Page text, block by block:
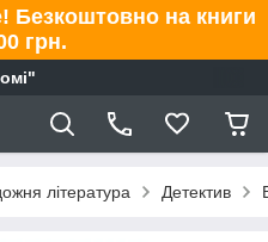
Безкоштовно на книги
грн.
література Детектив